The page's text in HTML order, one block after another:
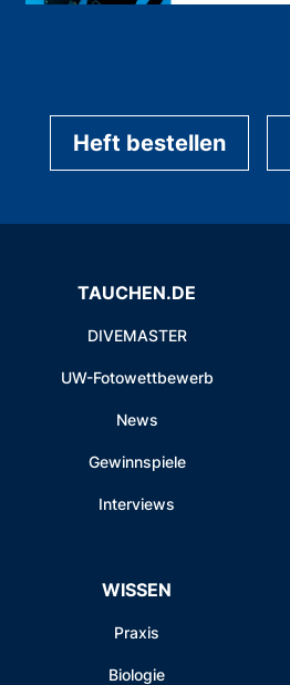
Heft bestellen
TAUCHEN.DE
DIVEMASTER
UW-Fotowettbewerb
News
Gewinnspiele
Interviews
WISSEN
Praxis
Biologie